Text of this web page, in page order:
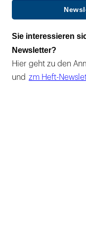
Sie interessieren
Newsletter?
Hier geht zu den
und zm Heft-